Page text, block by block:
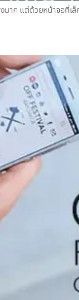
าก แต่ด้วยหน้าจอที่เล็